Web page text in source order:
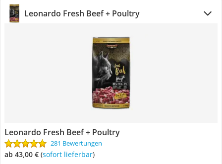
Leonardo Fresh Beef + Poultry
Leonardo Fresh Beef + Poultry
281 Bewertungen
ab 43,00 € ( Sofort lieferbar)